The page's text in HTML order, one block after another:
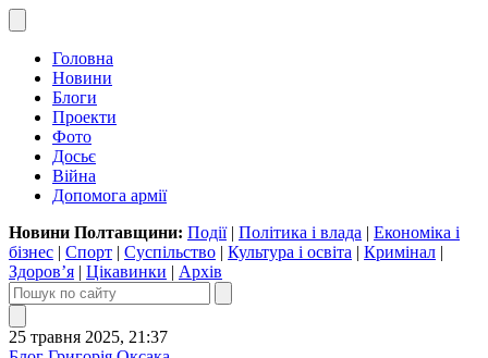
Головна
Новини
Блоги
Проекти
Фото
Досьє
Війна
Допомога армії
Новини Полтавщини: Події| Політика і влада | Економіка і
бізнес | Спорт | Суспільство | Культура і освіта | Кримінал |
Здоров’я | Цікавинки | Архів
25 травня 2025, 21:37